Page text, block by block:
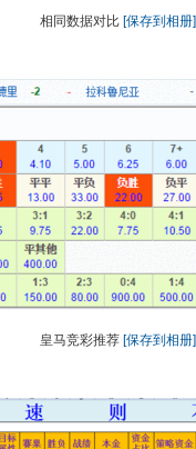
相同数据对比 [保存到相册]
皇马竞彩推荐 [保存到相册]